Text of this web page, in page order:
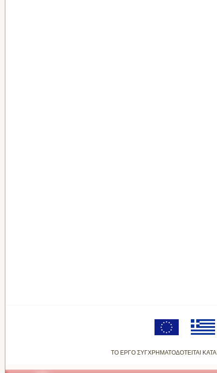
ΤΟ ΕΡΓΟ ΣΥΓΧΡΗΜΑΤΟΔΟΤΕΙΤΑΙ